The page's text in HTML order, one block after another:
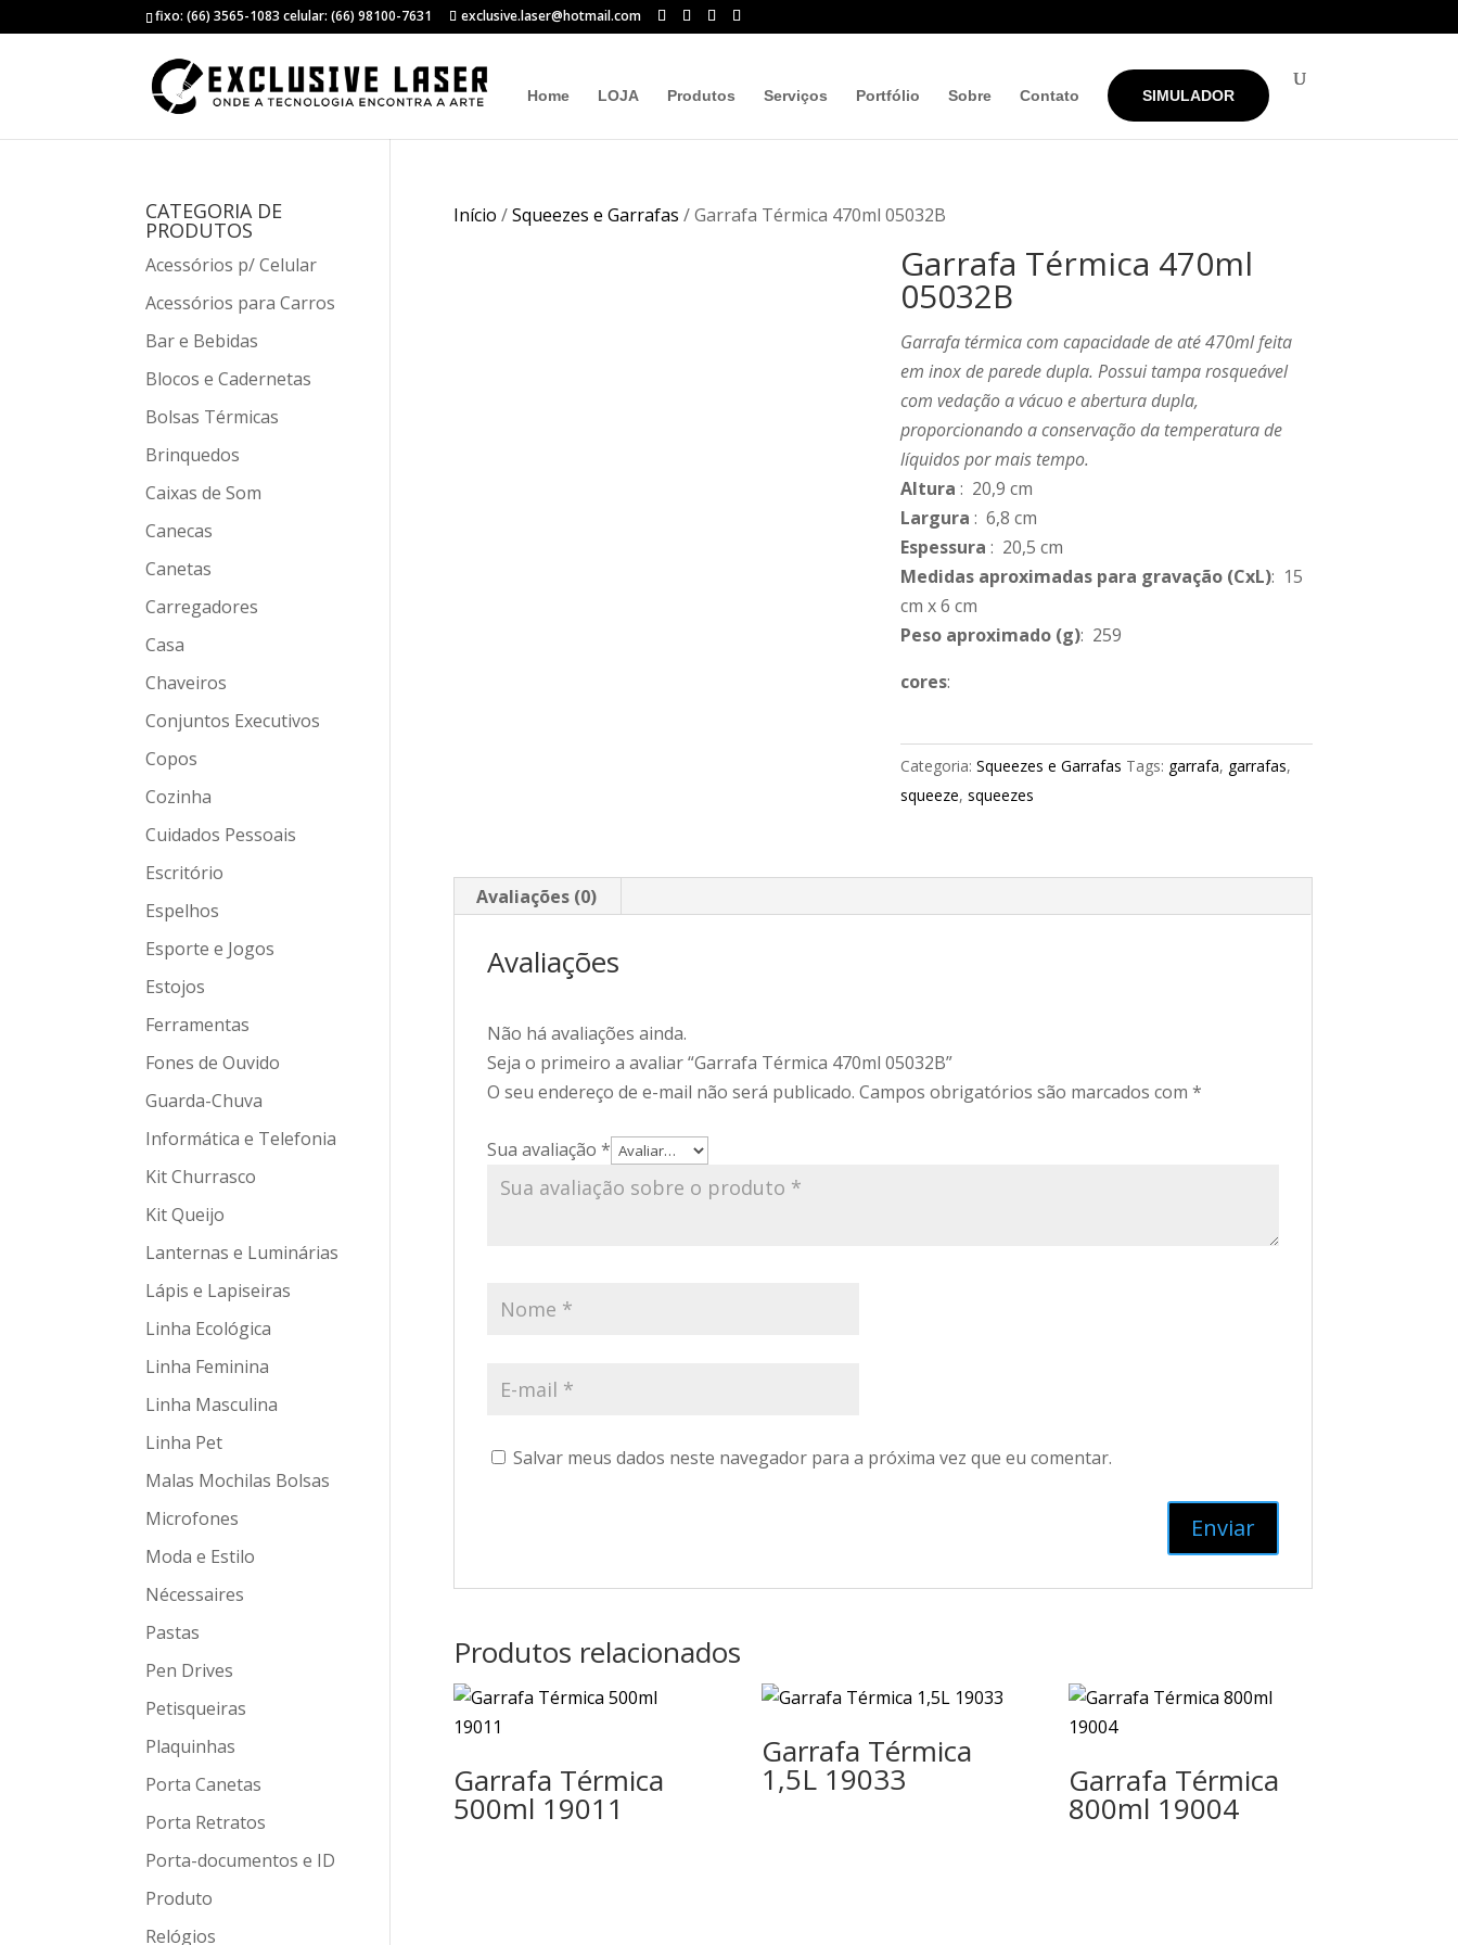
fixo: (66) 3565-1083 celular: (66) 98100-7631 exclusive.laser@hotmail.com
Home LOJA Produtos Serviços Portfólio Sobre Contato SIMULADOR
Início /Squeezes e Garrafas / Garrafa Térmica 470ml 05032B
Garrafa Térmica 470ml
05032B
Garrafa térmica com capacidade de até 470ml feita
em inox de parede dupla. Possui tampa rosqueável
com vedação a vácuo e abertura dupla,
proporcionando a conservação da temperatura de
líquidos por mais tempo.
Altura : 20,9 cm
Largura : 6,8 cm
Espessura : 20,5 cm
Medidas aproximadas para gravação(CxL): 15
cm x 6 cm
Peso aproximado(g): 259
cores:
Categoria: Squeezes e Garrafas Tags: garrafa, garrafas,
squeeze, squeezes
Avaliações (0)
Avaliações
Não há avaliações ainda.
Seja o primeiro a avaliar “Garrafa Térmica 470ml 05032B”
O seu endereço de e-mail não será publicado. Campos obrigatórios são marcados com *
Sua avaliação *
Salvar meus dados neste navegador para a próxima vez que eu comentar.
Produtos relacionados
Garrafa Térmica
500ml 19011
Garrafa Térmica
1,5L 19033 Garrafa Térmica
800ml 19004
CATEGORIA DE
PRODUTOS
Acessórios p/ Celular
Acessórios para Carros
Bar e Bebidas
Blocos e Cadernetas
Bolsas Térmicas
Brinquedos
Caixas de Som
Canecas
Canetas
Carregadores
Casa
Chaveiros
Conjuntos Executivos
Copos
Cozinha
Cuidados Pessoais
Escritório
Espelhos
Esporte e Jogos
Estojos
Ferramentas
Fones de Ouvido
Guarda-Chuva
Informática e Telefonia
Kit Churrasco
Kit Queijo
Lanternas e Luminárias
Lápis e Lapiseiras
Linha Ecológica
Linha Feminina
Linha Masculina
Linha Pet
Malas Mochilas Bolsas
Microfones
Moda e Estilo
Nécessaires
Pastas
Pen Drives
Petisqueiras
Plaquinhas
Porta Canetas
Porta Retratos
Porta-documentos e ID
Produto
Relógios